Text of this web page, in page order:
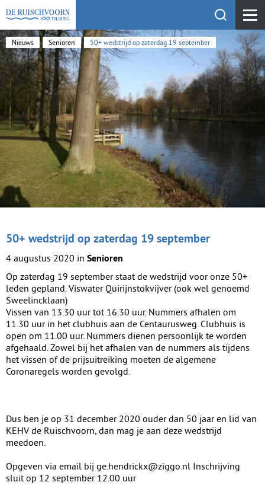
KEHV de Ruischvoorn Toon
Nieuws Senioren 50+ wedstrijd op zaterdag 19 september
50+ wedstrijd op zaterdag 19 september
4 augustus 2020 in Senioren
Op zaterdag 19 september staat de wedstrijd voor onze 50+
leden gepland. Viswater Quirijnstokvijver (ook wel genoemd
Sweelincklaan)
Vissen van 13.30 uur tot 16.30 uur. Nummers afhalen om
11.30 uur in het clubhuis aan de Centaurusweg. Clubhuis is
open om 11.00 uur. Nummers dienen persoonlijk te worden
afgehaald. Zowel bij het afhalen van de nummers als tijdens
het vissen of de prijsuitreiking moeten de algemene
Coronaregels worden gevolgd.
Dus ben je op 31 december 2020 ouder dan 50 jaar en lid van
KEHV de Ruischvoorn, dan mag je aan deze wedstrijd
meedoen.
Opgeven via email bij ge.hendrickx@ziggo.nl Inschrijving
sluit op 12 september 12.00 uur